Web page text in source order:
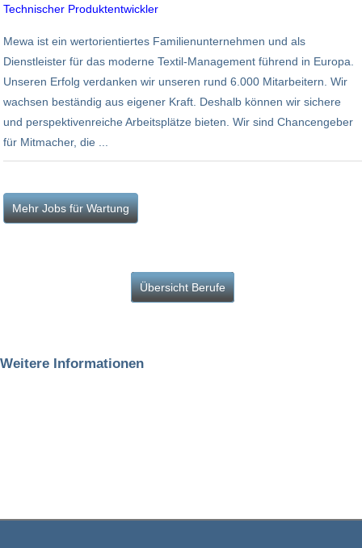
Technischer Produktentwickler
Wiesbaden
Mewa ist ein wertorientiertes Familienunternehmen und als
Dienstleister für das moderne Textil-Management führend in Europa.
Unseren Erfolg verdanken wir unseren rund 6.000 Mitarbeitern. Wir
wachsen beständig aus eigener Kraft. Deshalb können wir sichere
und perspektivenreiche Arbeitsplätze bieten. Wir sind Chancengeber
für Mitmacher, die ...
Übersicht Berufe
Weitere Informationen